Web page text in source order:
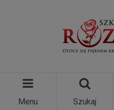
Menu Szukaj